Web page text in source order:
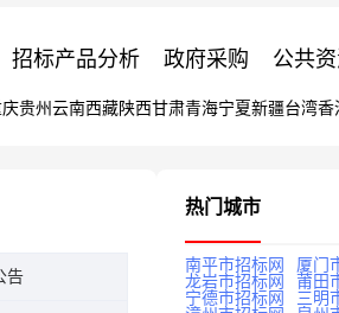
招标产品分析 政府采购 公共
贵州 云南西藏陕西甘肃青海宁夏新疆台湾香
告
热门城市
南平市招标网
厦门
龙岩市招标网
莆田
宁德市招标网
三明